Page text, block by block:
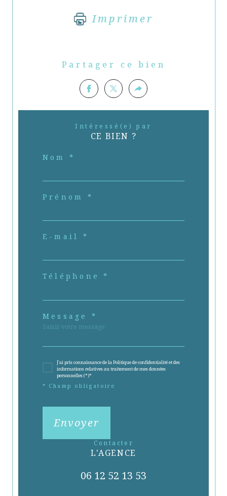
Imprimer
Partager ce bien
Intéressé(e) par
CE BIEN ?
Nom *
Prénom *
E-mail *
Téléphone *
Message *
J'ai pris connaissance de la Politique de confidentialité et des
informations relatives au traitement de mes données
personnelles (*)*
* Champ obligatoire
Envoyer
contacter
L'AGENCE
06 12 52 13 53